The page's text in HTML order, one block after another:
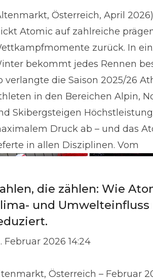
Österreich, April
Atomic auf zahlreiche
zurück. In
bekommt jedes Rennen
verlangte die Saison 2025/26
in den Bereichen Alpin,
Skibergsteigen
Druck ab – und das
in allen Disziplinen. Vom
die zählen: Wie
und
Februar 2026 14:24
Österreich – Februar